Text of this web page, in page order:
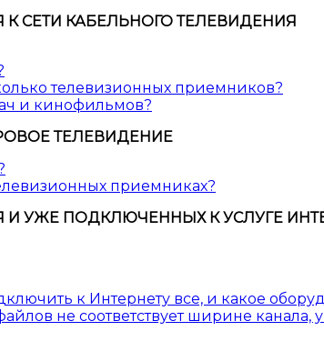
КАБЕЛЬНОГО ТЕЛЕВИДЕНИЯ
телевизионных приемников?
и кинофильмов?
ТЕЛЕВИДЕНИЕ
приемниках?
УЖЕ ПОДКЛЮЧЕННЫХ К УСЛУГЕ
к Интернету все, и какое
не соответствует ширине канала,